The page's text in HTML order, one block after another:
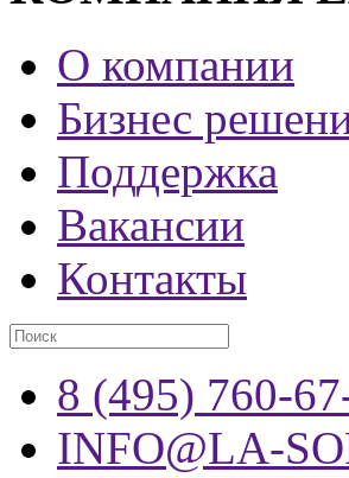
О компании
Бизнес
Поддержка
Вакансии
Контакты
8 (495) 760-
INFO@LA-